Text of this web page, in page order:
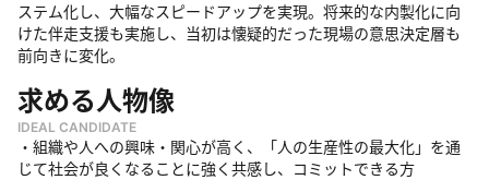
ステム化し、大幅なスピードアップを実現。将来的な内製化に向
けた伴走支援も実施し、当初は懐疑的だった現場の意思決定層も
前向きに変化。
求める人物像
IDEAL CANDIDATE
・組織や人への興味・関心が高く、「人の生産性の最大化」を通
じて社会が良くなることに強く共感し、コミットできる方